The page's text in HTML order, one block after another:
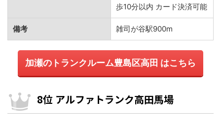
歩10分以内 カード決済可能
備考 雑司が谷駅900m
加瀬のトランクルーム豊島区高田 はこちら
8位 アルファトランク高田馬場